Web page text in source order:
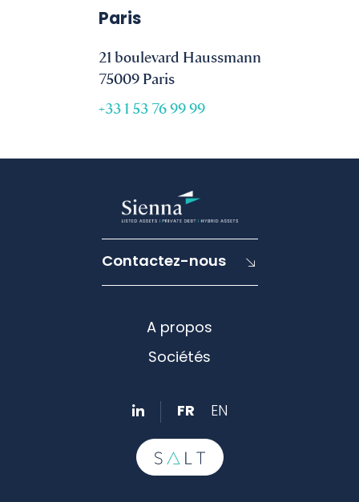
Paris
21 boulevard Haussmann
75009 Paris
+33 1 53 76 99 99
Contactez-nous
A propos
Sociétés
FR EN